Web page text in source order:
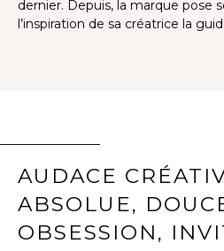
dernier. Depuis, la marque pose
l’inspiration de sa créatrice la
AUDACE
ABSOLUE,
OBSESSION,